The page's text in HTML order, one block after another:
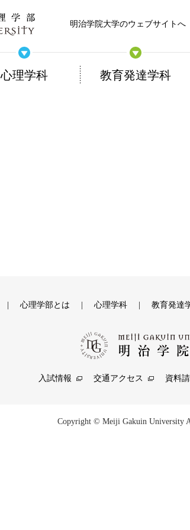
心理学科 教育発達学科
明治学院大学のウェブサイトへ
心理学部とは 心理学科 教育発達
入試情報 交通アクセス 資料
Copyright © Meiji Gakuin University